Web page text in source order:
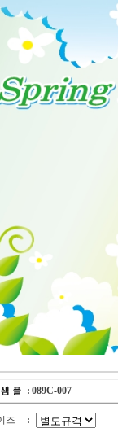
: 089C-007
즈 :